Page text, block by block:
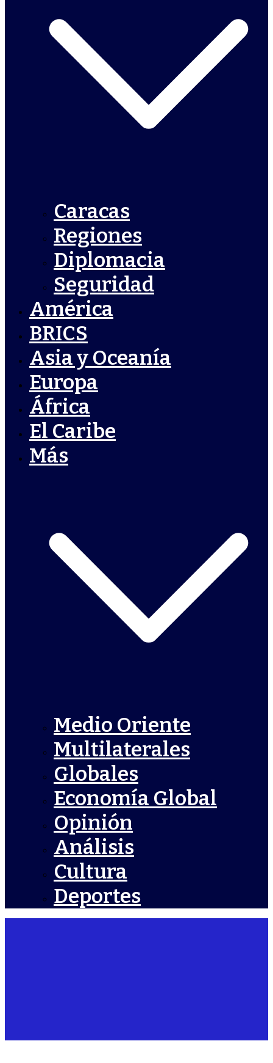
Caracas
Regiones
Diplomacia
Seguridad
América
BRICS
Asia y Oceanía
Europa
África
El Caribe
Más
Medio Oriente
Multilaterales
Globales
Economía Global
Opinión
Análisis
Cultura
Deportes